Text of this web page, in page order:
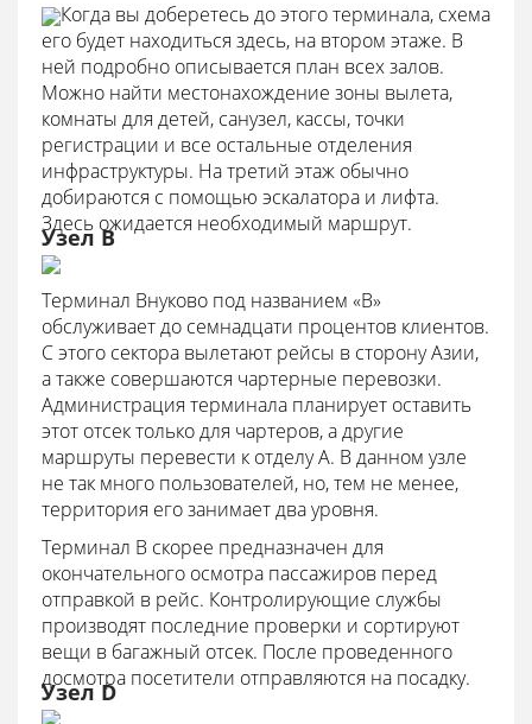
Когда вы доберетесь до этого терминала, схема
его будет находиться здесь, на втором этаже. В
ней подробно описывается план всех залов.
Можно найти местонахождение зоны вылета,
комнаты для детей, санузел, кассы, точки
регистрации и все остальные отделения
инфраструктуры. На третий этаж обычно
добираются с помощью эскалатора и лифта.
Здесь ожидается необходимый маршрут.
Узел В
Терминал Внуково под названием «В»
обслуживает до семнадцати процентов клиентов.
С этого сектора вылетают рейсы в сторону Азии,
а также совершаются чартерные перевозки.
Администрация терминала планирует оставить
этот отсек только для чартеров, а другие
маршруты перевести к отделу А. В данном узле
не так много пользователей, но, тем не менее,
территория его занимает два уровня.
Терминал В скорее предназначен для
окончательного осмотра пассажиров перед
отправкой в рейс. Контролирующие службы
производят последние проверки и сортируют
вещи в багажный отсек. После проведенного
досмотра посетители отправляются на посадку.
Узел D